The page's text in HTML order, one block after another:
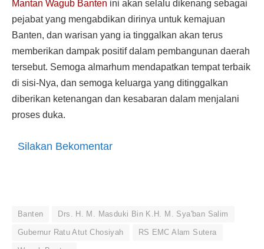
Mantan Wagub Banten ini akan selalu dikenang sebagai
pejabat yang mengabdikan dirinya untuk kemajuan
Banten, dan warisan yang ia tinggalkan akan terus
memberikan dampak positif dalam pembangunan daerah
tersebut. Semoga almarhum mendapatkan tempat terbaik
di sisi-Nya, dan semoga keluarga yang ditinggalkan
diberikan ketenangan dan kesabaran dalam menjalani
proses duka.
Silakan Bekomentar
Banten Drs. H. M. Masduki Bin K.H. M. Sya'ban Salim
Gubernur Ratu Atut Chosiyah RS EMC Alam Sutera